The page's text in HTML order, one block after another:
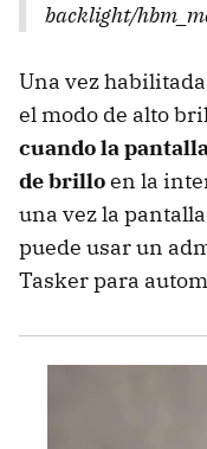
backlight/
Una vez
el modo de alto
cuando la
de brilloen la
una vez la
puede usar un
Tasker para